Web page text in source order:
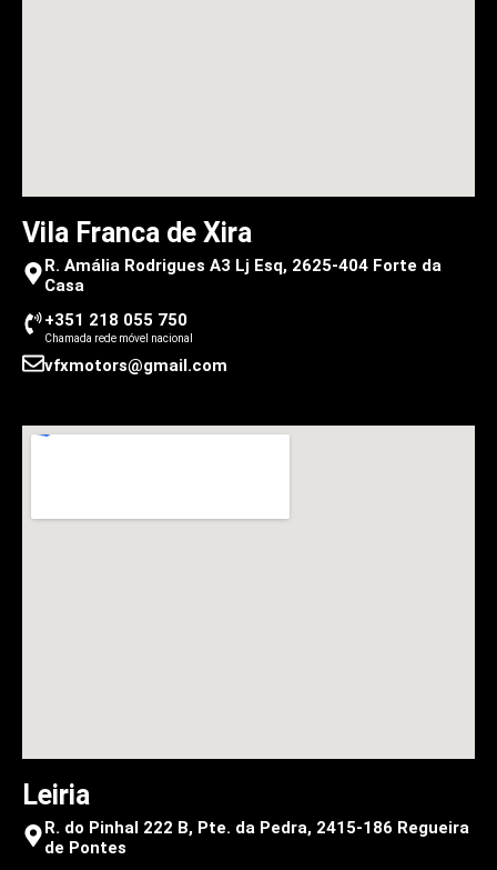
Vila Franca de Xira
R. Amália Rodrigues A3 Lj Esq, 2625-404 Forte da
Casa
+351 218 055 750
Chamada rede móvel nacional
vfxmotors@gmail.com
Leiria
R. do Pinhal 222 B, Pte. da Pedra, 2415-186 Regueira
de Pontes